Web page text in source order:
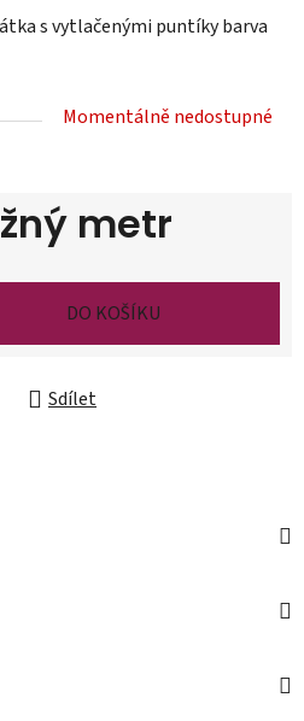
s vytlačenými puntíky barva
Momentálně nedostupné
metr
DO KOŠÍKU
Sdílet